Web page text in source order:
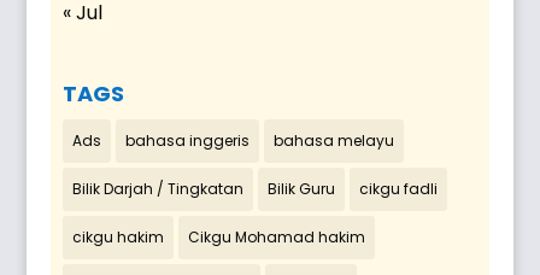
« Jul
TAGS
Ads bahasa inggeris bahasa melayu
Bilik Darjah / Tingkatan Bilik Guru cikgu fadli
cikgu hakim Cikgu Mohamad hakim